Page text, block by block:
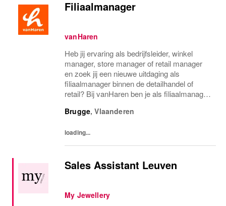
Filiaalmanager
vanHaren
Heb jij ervaring als bedrijfsleider, winkel
manager, store manager of retail manager
en zoek jij een nieuwe uitdaging als
filiaalmanager binnen de detailhandel of
retail? Bij vanHaren ben je als filiaalmanager
een begrip is in Nederland en tegenwoordig...
Brugge,Vlaanderen
loading...
Sales Assistant Leuven
My Jewellery